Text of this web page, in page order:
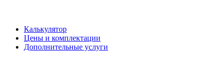
Калькулятор
Цены и комплектации
Дополнительные услуги